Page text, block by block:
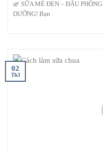
🌿 SỮA MÈ ĐEN – ĐẬU
DƯỠNG! Bạn
02
Th3